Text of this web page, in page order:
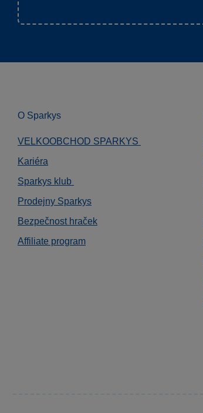
O Sparkys
VELKOOBCHOD SPARKYS
Kariéra
Sparkys klub
Prodejny Sparkys
Bezpečnost hraček
Affiliate program